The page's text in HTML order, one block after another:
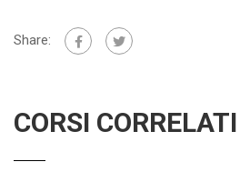
Share:
CORSI CORRELATI